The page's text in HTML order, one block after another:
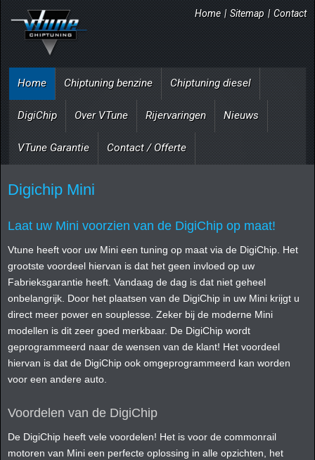
Home | Sitemap | Contact
Home Chiptuning benzine Chiptuning diesel
DigiChip Over VTune Rijervaringen Nieuws
VTune Garantie Contact / Offerte
Digichip Mini
Laat uw Mini voorzien van de DigiChip op maat!
Vtune heeft voor uw Mini een tuning op maat via de DigiChip. Het
grootste voordeel hiervan is dat het geen invloed op uw
Fabrieksgarantie heeft. Vandaag de dag is dat niet geheel
onbelangrijk. Door het plaatsen van de DigiChip in uw Mini krijgt u
direct meer power en souplesse. Zeker bij de moderne Mini
modellen is dit zeer goed merkbaar. De DigiChip wordt
geprogrammeerd naar de wensen van de klant! Het voordeel
hiervan is dat de DigiChip ook omgeprogrammeerd kan worden
voor een andere auto.
Voordelen van de DigiChip
De DigiChip heeft vele voordelen! Het is voor de commonrail
motoren van Mini een perfecte oplossing in alle opzichten, het